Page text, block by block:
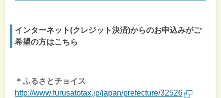
インターネット(クレジット決済)からのお申込みがご
希望の方はこちら
＊ふるさとチョイス
http://www.furusatotax.jp/japan/prefecture/32526